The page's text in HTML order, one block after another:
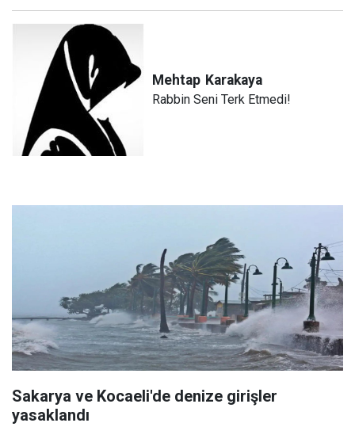
Mehtap Karakaya
Rabbin Seni Terk Etmedi!
Sakarya ve Kocaeli'de denize girişler
yasaklandı